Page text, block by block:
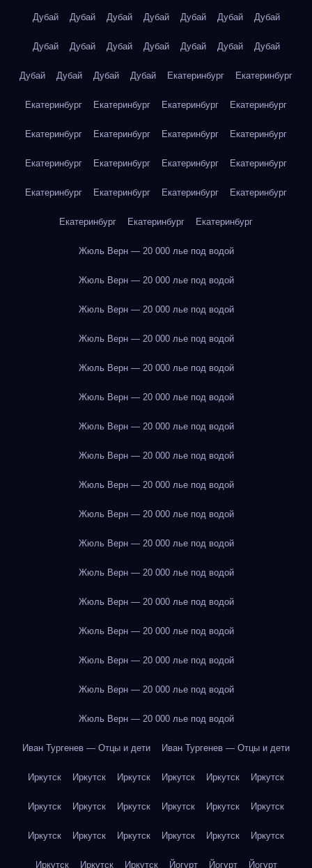
Дубай Дубай Дубай Дубай Дубай Дубай Дубай
Дубай Дубай Дубай Дубай Дубай Дубай Дубай
Дубай Дубай Дубай Дубай Екатеринбург Екатеринбург
Екатеринбург Екатеринбург Екатеринбург Екатеринбург
Екатеринбург Екатеринбург Екатеринбург Екатеринбург
Екатеринбург Екатеринбург Екатеринбург Екатеринбург
Екатеринбург Екатеринбург Екатеринбург Екатеринбург
Екатеринбург Екатеринбург Екатеринбург
Жюль Верн — 20 000 лье под водой
Жюль Верн — 20 000 лье под водой
Жюль Верн — 20 000 лье под водой
Жюль Верн — 20 000 лье под водой
Жюль Верн — 20 000 лье под водой
Жюль Верн — 20 000 лье под водой
Жюль Верн — 20 000 лье под водой
Жюль Верн — 20 000 лье под водой
Жюль Верн — 20 000 лье под водой
Жюль Верн — 20 000 лье под водой
Жюль Верн — 20 000 лье под водой
Жюль Верн — 20 000 лье под водой
Жюль Верн — 20 000 лье под водой
Жюль Верн — 20 000 лье под водой
Жюль Верн — 20 000 лье под водой
Жюль Верн — 20 000 лье под водой
Жюль Верн — 20 000 лье под водой
Иван Тургенев — Отцы и дети Иван Тургенев — Отцы и дети
Иркутск Иркутск Иркутск Иркутск Иркутск Иркутск
Иркутск Иркутск Иркутск Иркутск Иркутск Иркутск
Иркутск Иркутск Иркутск Иркутск Иркутск Иркутск
Иркутск Иркутск Иркутск Йогурт Йогурт Йогурт